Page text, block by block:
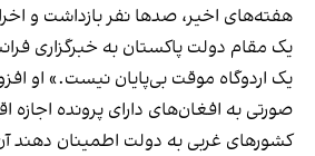
هفته‌های اخیر، صدها نفر بازداشت و
یک مقام دولت پاکستان به خبرگزاری
یک اردوگاه موقت بی‌پایان نیست.» او
صورتی به افغان‌های دارای پرونده اجازه
کشورهای غربی به دولت اطمینان دهند